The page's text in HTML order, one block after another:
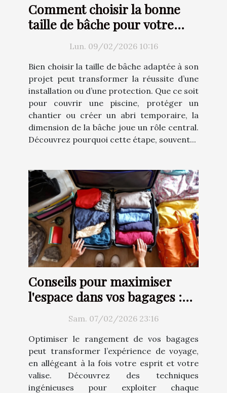
Comment choisir la bonne
taille de bâche pour votre
projet ?Lun. 09/02/2026 10:16
Bien choisir la taille de bâche adaptée à son
projet peut transformer la réussite d’une
installation ou d’une protection. Que ce soit
pour couvrir une piscine, protéger un
chantier ou créer un abri temporaire, la
dimension de la bâche joue un rôle central.
Découvrez pourquoi cette étape, souvent...
Conseils pour maximiser
l'espace dans vos bagages :
Techniques et astuces
Sam. 07/02/2026 23:16
Optimiser le rangement de vos bagages
peut transformer l’expérience de voyage,
en allégeant à la fois votre esprit et votre
valise. Découvrez des techniques
ingénieuses pour exploiter chaque